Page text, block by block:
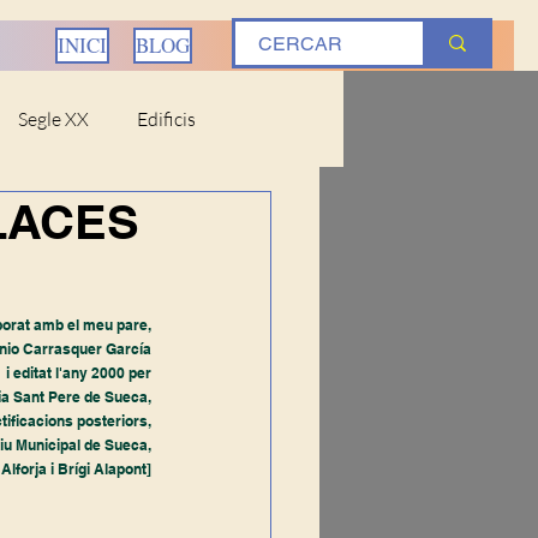
INICI BLOG
Segle XX Edificis
Ciències
amb el meu pare,
Carrasquer García
i editat l'any 2000 per
Sant Pere de Sueca,
posteriors,
Municipal de Sueca,
i Brígi Alapont]